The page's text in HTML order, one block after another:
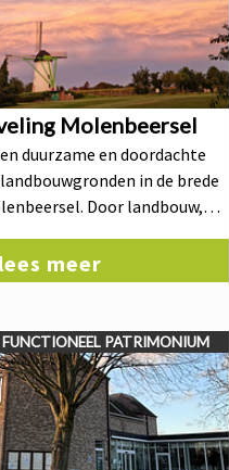
Molenbeersel
duurzame en doordachte
in de brede
Door landbouw,
we zowel de lokale
de kwaliteit van onze open
binnen de
Molenbeersel.
lees meer
PATRIMONIUM